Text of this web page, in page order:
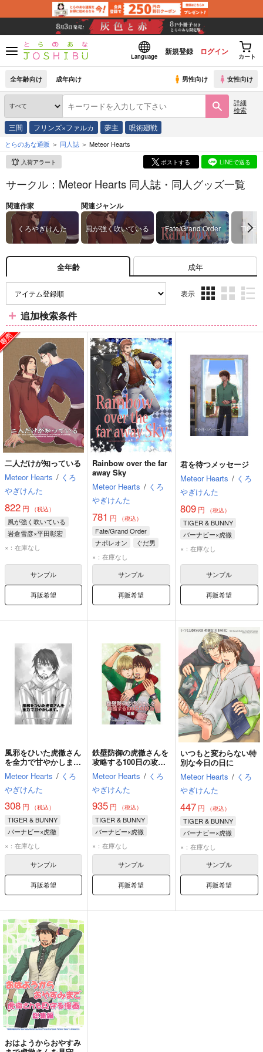
Language
新規登録 ログイン
カート
全年齢向け 成年向け 男性向け 女性向け
詳細
検索
三間 フリンズ×ファルカ 夢主 呪術廻戦
とらのあな通販 同人誌 Meteor Hearts
入荷アラート ポストする LINEで送る
サークル：Meteor Hearts 同人誌・同人グッズ一覧
関連作家
くろやぎけんた
関連ジャンル
風が強く吹いている Fate/Grand Order
全年齢 成年
表示
ム
表
ム
表
ム
表
追加検索条件
二人だけが知っている
Meteor Hearts / くろ
やぎけんた
822 円 （税込）
風が強く吹いている
岩倉雪彦×平田彰宏
平田彰宏
×：在庫なし
サンプル
再販希望
Rainbow over the far
away Sky
Meteor Hearts / くろ
やぎけんた
781 円 （税込）
Fate/Grand Order
ナポレオン
ぐだ男
×：在庫なし
サンプル
再販希望
君を待つメッセージ
Meteor Hearts / くろ
やぎけんた
809円 （税込）
TIGER & BUNNY
バーナビー×虎徹
×：在庫なし
サンプル
再販希望
風邪をひいた虎徹さん
を全力で甘やかしま
す。
Meteor Hearts / くろ
やぎけんた
308 円 （税込）
TIGER & BUNNY
バーナビー×虎徹
鏑木・T・虎徹
×：在庫なし
サンプル
再販希望
鉄壁防御の虎徹さんを
攻略する100日の攻防
前編
Meteor Hearts / くろ
やぎけんた
935 円 （税込）
TIGER & BUNNY
バーナビー×虎徹
鏑木・T・虎徹
×：在庫なし
サンプル
再販希望
いつもと変わらない特
別な今日の日に
Meteor Hearts / くろ
やぎけんた
447円 （税込）
TIGER & BUNNY
バーナビー×虎徹
鏑木・T・虎徹
×：在庫なし
サンプル
再販希望
おはようからおやすみ